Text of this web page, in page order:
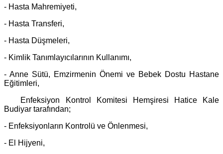
- Hasta Mahremiyeti,
- Hasta Transferi,
- Hasta Düşmeleri,
- Kimlik Tanımlayıcılarının Kullanımı,
- Anne Sütü, Emzirmenin Önemi ve Bebek Dostu Hastane
Eğitimleri,
Enfeksiyon Kontrol Komitesi Hemşiresi Hatice Kale
Budiyar tarafından;
- Enfeksiyonların Kontrolü ve Önlenmesi,
- El Hijyeni,